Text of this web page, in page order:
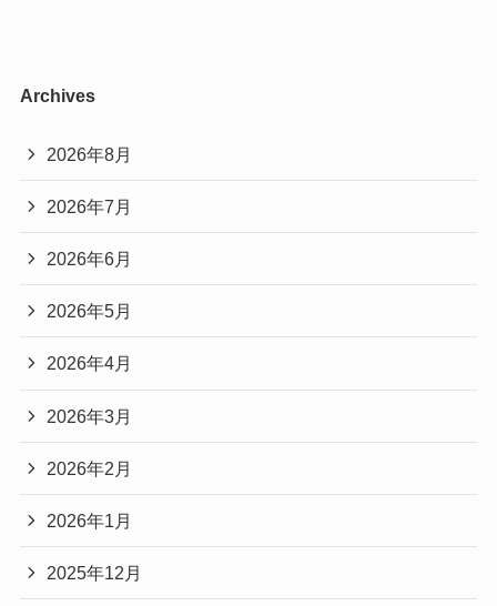
Archives
2026年8月
2026年7月
2026年6月
2026年5月
2026年4月
2026年3月
2026年2月
2026年1月
2025年12月